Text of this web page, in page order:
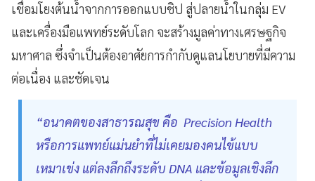
เชื่อมโยงต้นน้ำจากการออกแบบชิป สู่ปลายน้ำในกลุ่ม EV
และเครื่องมือแพทย์ระดับโลก จะสร้างมูลค่าทางเศรษฐกิจ
มหาศาล ซึ่งจำเป็นต้องอาศัยการกำกับดูแลนโยบายที่มีความ
ต่อเนื่อง และชัดเจน
“อนาคตของสาธารณสุข คือ Precision Health
หรือการแพทย์แม่นยำที่ไม่เคยมองคนไข้แบบ
เหมาเข่ง แต่ลงลึกถึงระดับ DNA และข้อมูลเชิงลึก